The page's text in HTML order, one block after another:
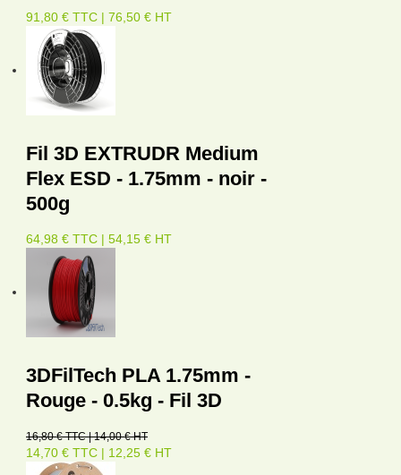
91,80 € TTC | 76,50 € HT
Fil 3D EXTRUDR Medium
Flex ESD - 1.75mm - noir -
500g
64,98 € TTC | 54,15 € HT
3DFilTech PLA 1.75mm -
Rouge - 0.5kg - Fil 3D
16,80 € TTC | 14,00 € HT
14,70 € TTC | 12,25 € HT